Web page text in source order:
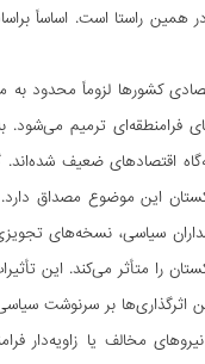
همین راستا است. اساساً
کشورها لزوماً محدود به
ترمیم می‌شود.
اقتصادهای ضعیف شده‌اند.
این موضوع مصداق
سیاسی، نسخه‌های
را متأثر می‌کند. این
بر سرنوشت سیاسی
مخالف یا زاویه‌دار